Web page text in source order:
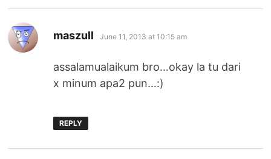
maszull says:
June 11, 2013 at 10:15 am
assalamualaikum bro…okay la tu dari
x minum apa2 pun…:)
REPLY